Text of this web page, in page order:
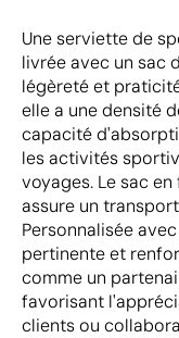
Une serviette de
livrée avec un sac
légèreté et
elle a une densité
capacité
les activités
voyages. Le sac
assure un
Personnalisée
pertinente et
comme un
favorisant
clients ou